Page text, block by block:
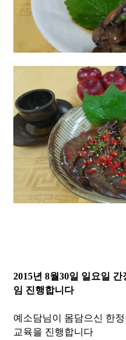
2015년 8월30일 일요일
임 진행합니다
예소담님이 몸담으신 한
교육을 진행합니다